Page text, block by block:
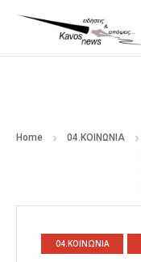
Home 04.ΚΟΙΝΩΝΙΑ
04.ΚΟΙΝΩΝΙΑ